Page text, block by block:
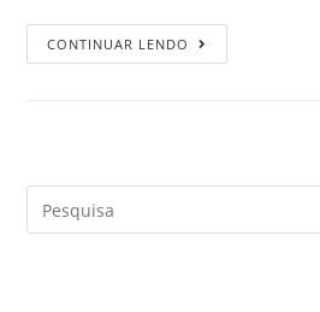
CONTINUAR LENDO